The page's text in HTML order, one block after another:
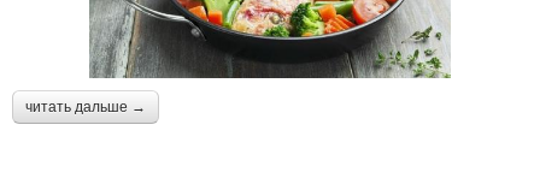
читать дальше →